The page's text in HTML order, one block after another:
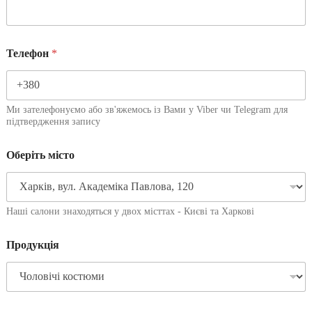
Телефон *
Ми зателефонуємо або зв'яжемось із Вами у Viber чи Telegram для
підтвердження запису
Оберіть місто
Наші салони знаходяться у двох місттах - Києві та Харкові
Продукція